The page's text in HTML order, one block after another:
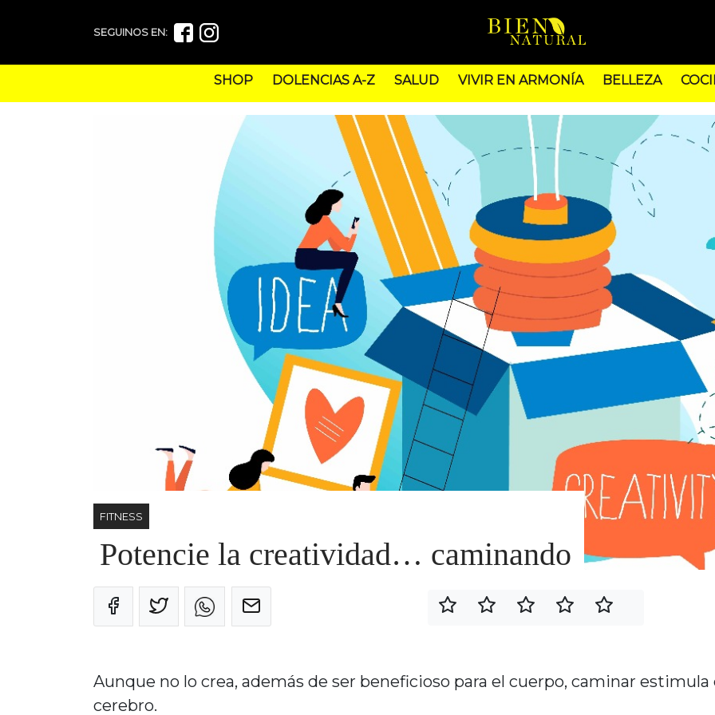
SEGUINOS EN:
SHOP DOLENCIAS A-Z SALUD VIVIR EN ARMONÍA BELLEZA
FITNESS
Potencie la creatividad… caminando
Aunque no lo crea, además de ser beneficioso para el cuerpo, caminar estimula
cerebro.